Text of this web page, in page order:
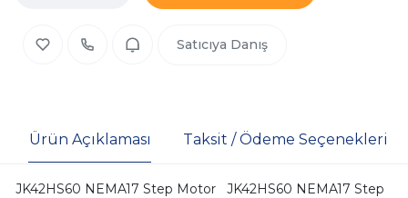
Satıcıya Danış
Ürün Açıklaması Taksit / Ödeme Seçenekleri
JK42HS60 NEMA17 Step Motor JK42HS60 NEMA17 Step